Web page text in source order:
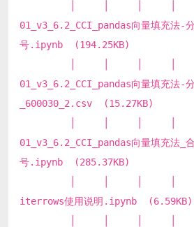
│ │ │ │
01_v3_6.2_CCI_pandas向量填充法-
号.ipynb (194.25KB)
│ │ │ │
01_v3_6.2_CCI_pandas向量填充法-
_600030_2.csv (15.27KB)
│ │ │ │
01_v3_6.2_CCI_pandas向量填充法_
号.ipynb (285.37KB)
│ │ │ │
iterrows使用说明.ipynb (6.59KB)
│ │ │ │ │